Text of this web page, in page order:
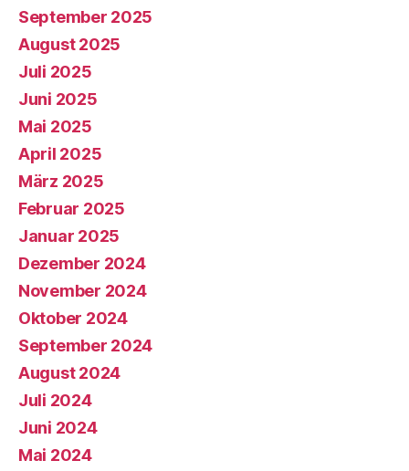
September 2025
August 2025
Juli 2025
Juni 2025
Mai 2025
April 2025
März 2025
Februar 2025
Januar 2025
Dezember 2024
November 2024
Oktober 2024
September 2024
August 2024
Juli 2024
Juni 2024
Mai 2024